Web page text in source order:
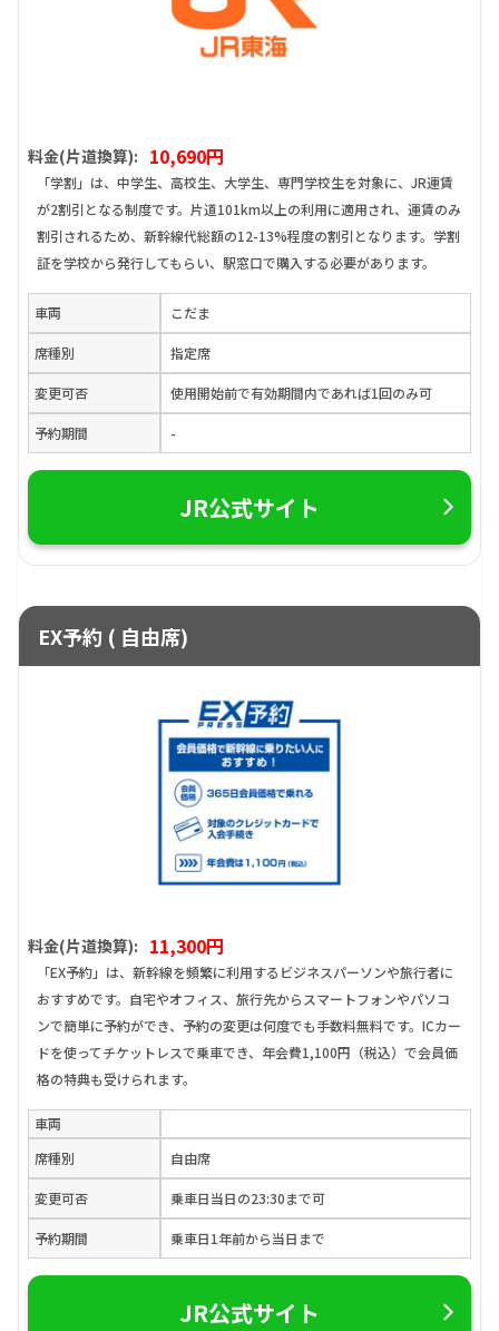
料金(片道換算): 10,690円
「学割」は、中学生、高校生、大学生、専門学校生を対象に、JR運賃
が2割引となる制度です。片道101km以上の利用に適用され、運賃のみ
割引されるため、新幹線代総額の12-13%程度の割引となります。学割
証を学校から発行してもらい、駅窓口で購入する必要があります。
車両 こだま
席種別 指定席
変更可否 使用開始前で有効期間内であれば1回のみ可
予約期間 -
JR公式サイト
EX予約 ( 自由席)
料金(片道換算): 11,300円
「EX予約」は、新幹線を頻繁に利用するビジネスパーソンや旅行者に
おすすめです。自宅やオフィス、旅行先からスマートフォンやパソコ
ンで簡単に予約ができ、予約の変更は何度でも手数料無料です。ICカー
ドを使ってチケットレスで乗車でき、年会費1,100円（税込）で会員価
格の特典も受けられます。
車両
席種別
自由席
変更可否 乗車日当日の23:30まで可
予約期間 乗車日1年前から当日まで
JR公式サイト